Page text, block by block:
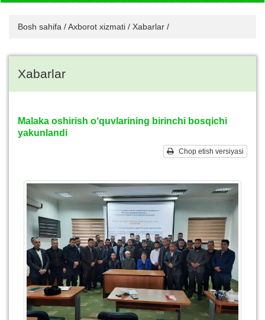
Bosh sahifa /Axborot xizmati / Xabarlar /
Xabarlar
Malaka oshirish o‘quvlarining birinchi bosqichi
yakunlandi
Chop etish versiyasi